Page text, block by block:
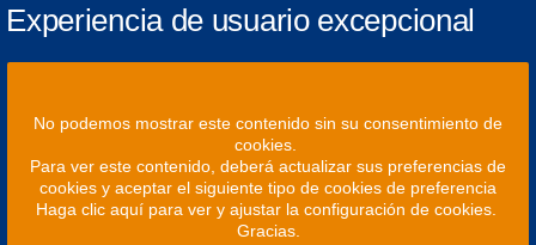
Experiencia de usuario excepcional
No podemos mostrar este contenido sin su consentimiento de
cookies.
Para ver este contenido, deberá actualizar sus preferencias de
cookies y aceptar el siguiente tipo de cookies de preferencia
Haga clic aquí para ver y ajustar la configuración de cookies.
Gracias.